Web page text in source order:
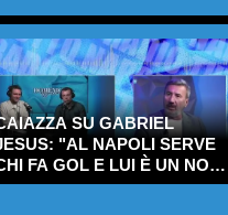
SU GABRIEL
"AL NAPOLI SERVE
FA GOL E LUI È UN NOME